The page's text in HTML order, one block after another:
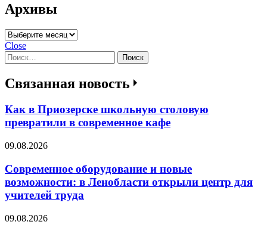
Архивы
Архивы
Close
Найти:
Связанная новость
Как в Приозерске школьную столовую
превратили в современное кафе
09.08.2026
Современное оборудование и новые
возможности: в Ленобласти открыли центр для
учителей труда
09.08.2026